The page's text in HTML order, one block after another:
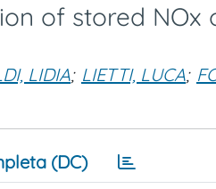
of stored NOx
LIDIA; LIETTI, LUCA;
(DC)